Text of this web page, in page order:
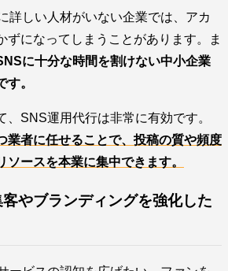
詳しい人材がいない企業では、アカ
ずになってしまうことがあります。ま
に十分な時間を割けない中小企業
。
、SNS運用代行は非常に有効です。
業者に任せることで、投稿の質や頻度
ソースを本業に集中できます。
やブランディングを強化した